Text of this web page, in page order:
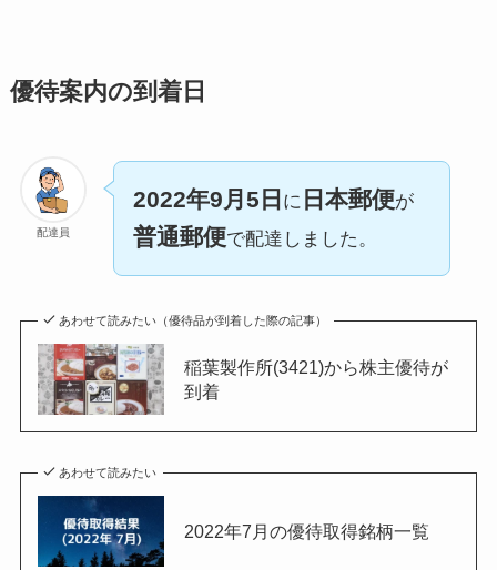
優待案内の到着日
配達員
2022年9月5日 に 日本郵便が
普通郵便で配達しました。
あわせて読みたい（優待品が到着した際の記事）
稲葉製作所(3421)から株主優待が
到着
あわせて読みたい
2022年7月の優待取得銘柄一覧